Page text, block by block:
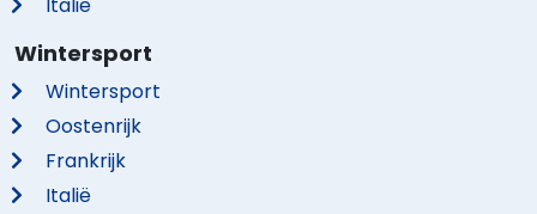
Wintersport
Wintersport
Oostenrijk
Frankrijk
Italië